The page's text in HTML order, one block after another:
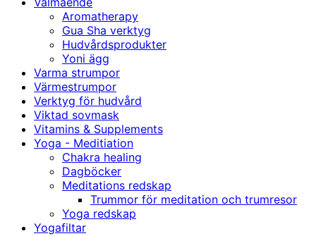
Aromatherapy
Gua Sha verktyg
Hudvårdsprodukter
Yoni ägg
Varma strumpor
Värmestrumpor
Verktyg för hudvård
Viktad sovmask
Vitamins & Supplements
Yoga - Meditiation
Chakra healing
Dagböcker
Meditations redskap
Trummor för meditation och trumresor
Yoga redskap
Yogafiltar